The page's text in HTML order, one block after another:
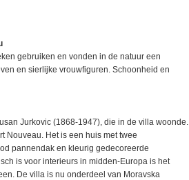
gebruiken en vonden in de natuur een
en sierlijke vrouwfiguren. Schoonheid en
Jurkovic (1868-1947), die in de villa woonde.
Nouveau. Het is een huis met twee
pannendak en kleurig gedecoreerde
is voor interieurs in midden-Europa is het
De villa is nu onderdeel van Moravska